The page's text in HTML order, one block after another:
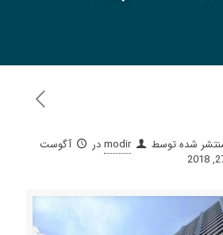
شده توسط modirدر
آگوست
27,